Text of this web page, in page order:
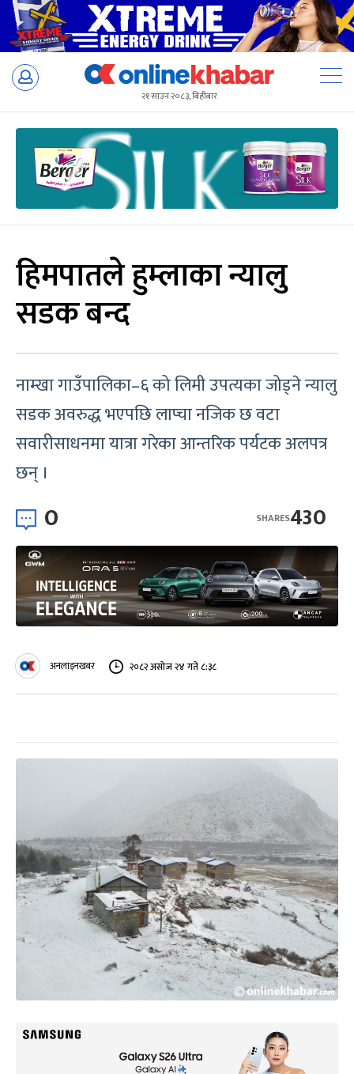
Skip
२१ साउन २०८३, बिहीबार
हिमपातले हुम्लाका न्यालु
सडक बन्द
नाम्खा गाउँपालिका–६ को लिमी उपत्यका जोड्ने न्यालु
सडक अवरुद्ध भएपछि लाप्चा नजिक छ वटा
सवारीसाधनमा यात्रा गरेका आन्तरिक पर्यटक अलपत्र
छन् ।
0 430
SHARES
अनलाइनखबर २०८२ असोज २४ गते ८:३८